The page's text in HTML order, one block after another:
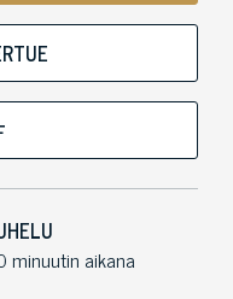
minuutin aikana